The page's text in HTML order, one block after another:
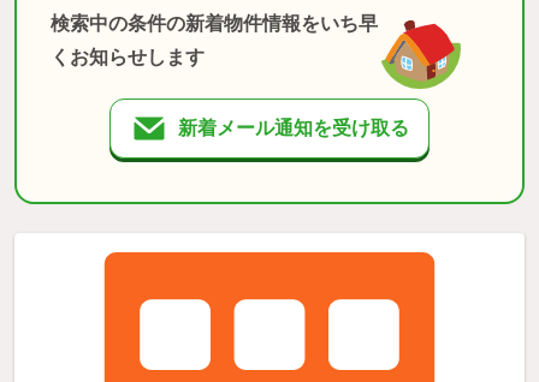
検索中の条件の新着物件情報をいち早
くお知らせします
新着メール通知を受け取る